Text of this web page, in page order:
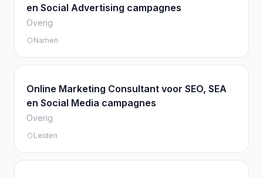
en Social Advertising campagnes
Overig
Namen
Online Marketing Consultant voor SEO, SEA
en Social Media campagnes
Overig
Leiden